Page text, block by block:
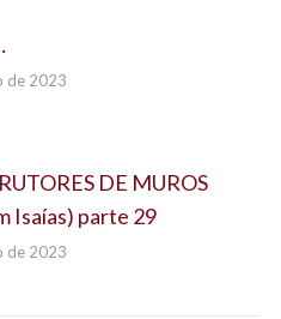
de 2023
DE MUROS
Isaías) parte 29
de 2023